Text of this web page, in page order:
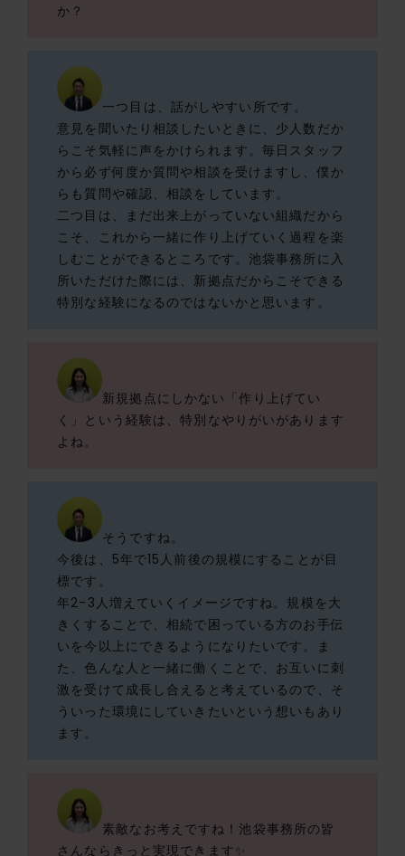
か？
一つ目は、話がしやすい所です。
意見を聞いたり相談したいときに、少人数だか
らこそ気軽に声をかけられます。毎日スタッフ
から必ず何度か質問や相談を受けますし、僕か
らも質問や確認、相談をしています。
二つ目は、まだ出来上がっていない組織だから
こそ、これから一緒に作り上げていく過程を楽
しむことができるところです。池袋事務所に入
所いただけた際には、新拠点だからこそできる
特別な経験になるのではないかと思います。
新規拠点にしかない「作り上げてい
く」という経験は、特別なやりがいがあります
よね。
そうですね。
今後は、5年で15人前後の規模にすることが目
標です。
年2-3人増えていくイメージですね。規模を大
きくすることで、相続で困っている方のお手伝
いを今以上にできるようになりたいです。ま
た、色んな人と一緒に働くことで、お互いに刺
激を受けて成長し合えると考えているので、そ
ういった環境にしていきたいという想いもあり
ます。
素敵なお考えですね！池袋事務所の皆
さんならきっと実現できます✨